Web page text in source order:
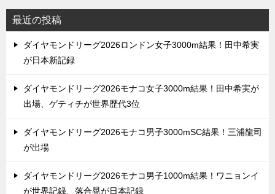
最近の投稿
ダイヤモンドリーグ2026ロンドン女子3000m結果！田中希実
が日本新記録
ダイヤモンドリーグ2026モナコ女子3000m結果！田中希実が
出場、ゲティチが世界歴代3位
ダイヤモンドリーグ2026モナコ男子3000mSC結果！三浦龍司
が出場
ダイヤモンドリーグ2026モナコ男子1000m結果！ワニョンイ
が世界記録、落合晃が日本記録